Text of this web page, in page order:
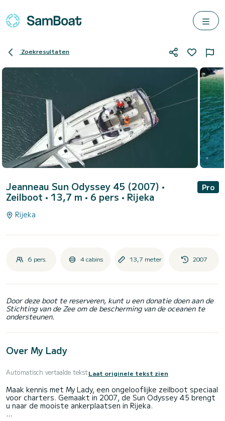
Zoekresultaten
Jeanneau Sun Odyssey 45 (2007) •
Zeilboot • 13,7 m • 6 pers • Rijeka
Pro
Rijeka
6 pers. 4 cabins 13,7 meter 2007
Door deze boot te reserveren, kunt u een donatie doen aan de
Stichting van de Zee om de bescherming van de oceanen te
ondersteunen.
Over My Lady
Automatisch vertaalde tekstLaat originele tekst zien
Maak kennis met My Lady, een ongelooflijke zeilboot speciaal
voor charters. Gemaakt in 2007, de Sun Odyssey 45 brengt
u naar de mooiste ankerplaatsen in Rijeka.